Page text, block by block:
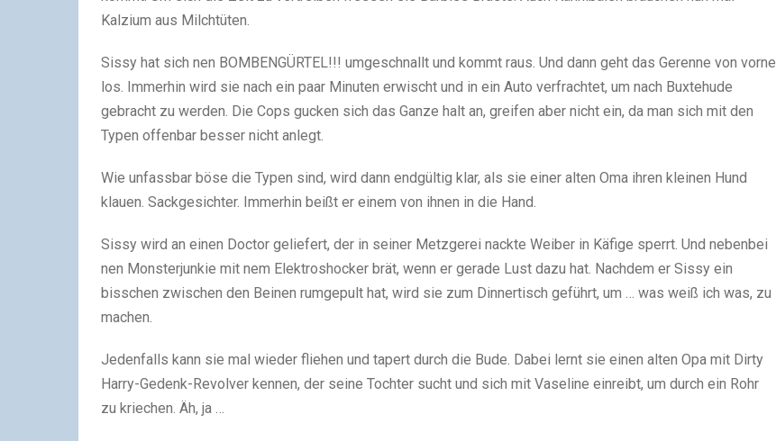
Kalzium aus Milchtüten.
Sissy hat sich nen BOMBENGÜRTEL!!! umgeschnallt und kommt raus. Und dann geht das Gerenne von vorne
los. Immerhin wird sie nach ein paar Minuten erwischt und in ein Auto verfrachtet, um nach Buxtehude
gebracht zu werden. Die Cops gucken sich das Ganze halt an, greifen aber nicht ein, da man sich mit den
Typen offenbar besser nicht anlegt.
Wie unfassbar böse die Typen sind, wird dann endgültig klar, als sie einer alten Oma ihren kleinen Hund
klauen. Sackgesichter. Immerhin beißt er einem von ihnen in die Hand.
Sissy wird an einen Doctor geliefert, der in seiner Metzgerei nackte Weiber in Käfige sperrt. Und nebenbei
nen Monsterjunkie mit nem Elektroshocker brät, wenn er gerade Lust dazu hat. Nachdem er Sissy ein
bisschen zwischen den Beinen rumgepult hat, wird sie zum Dinnertisch geführt, um … was weiß ich was, zu
machen.
Jedenfalls kann sie mal wieder fliehen und tapert durch die Bude. Dabei lernt sie einen alten Opa mit Dirty
Harry-Gedenk-Revolver kennen, der seine Tochter sucht und sich mit Vaseline einreibt, um durch ein Rohr
zu kriechen. Äh, ja …